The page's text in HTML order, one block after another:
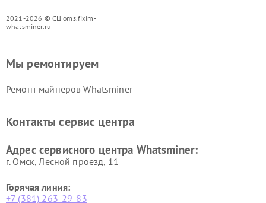
2021-2026 © СЦ oms.fixim-
whatsminer.ru
Мы ремонтируем
Ремонт майнеров Whatsminer
Контакты сервис центра
Адрес сервисного центра Whatsminer:
г. Омск, ​Лесной проезд, 11
Горячая линия:
+7 (381) 263-29-83